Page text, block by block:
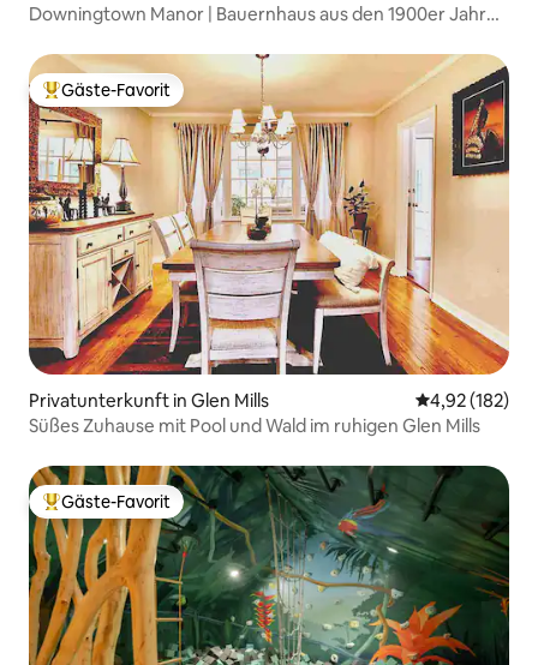
Downingtown Manor | Bauernhaus aus den 1900er Jahren
Beliebter Gäste-Favorit.
Gäste-Favorit
Privatunterkunft in Glen Mills
4,92 (182)
Süßes Zuhause mit Pool und Wald im ruhigen Glen Mills
Beliebter Gäste-Favorit.
Gäste-Favorit